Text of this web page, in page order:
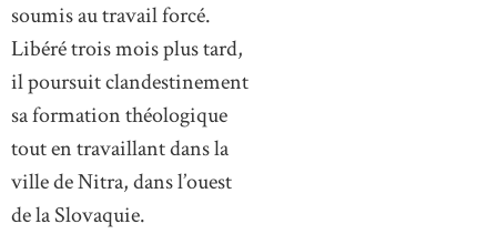
soumis au travail forcé.
Libéré trois mois plus tard,
il poursuit clandestinement
sa formation théologique
tout en travaillant dans la
ville de Nitra, dans l’ouest
de la Slovaquie.